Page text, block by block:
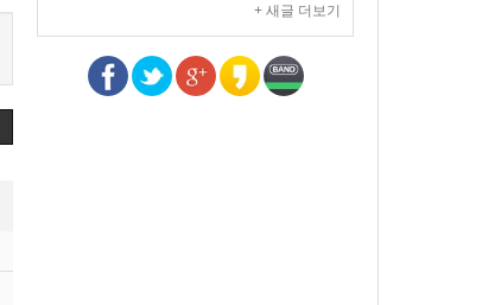
+ 새글 더보기